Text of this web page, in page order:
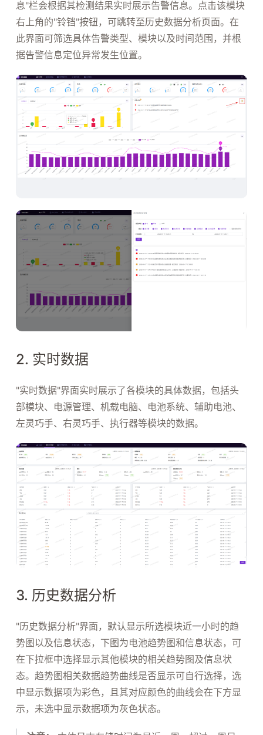
息"栏会根据其检测结果实时展示告警信息。点击该模块
右上角的"铃铛"按钮，可跳转至历史数据分析页面。在
此界面可筛选具体告警类型、模块以及时间范围，并根
据告警信息定位异常发生位置。
2. 实时数据
"实时数据"界面实时展示了各模块的具体数据，包括头
部模块、电源管理、机载电脑、电池系统、辅助电池、
左灵巧手、右灵巧手、执行器等模块的数据。
3. 历史数据分析
"历史数据分析"界面，默认显示所选模块近一小时的趋
势图以及信息状态，下图为电池趋势图和信息状态，可
在下拉框中选择显示其他模块的相关趋势图及信息状
态。趋势图相关数据趋势曲线是否显示可自行选择，选
中显示数据项为彩色，且其对应颜色的曲线会在下方显
示，未选中显示数据项为灰色状态。